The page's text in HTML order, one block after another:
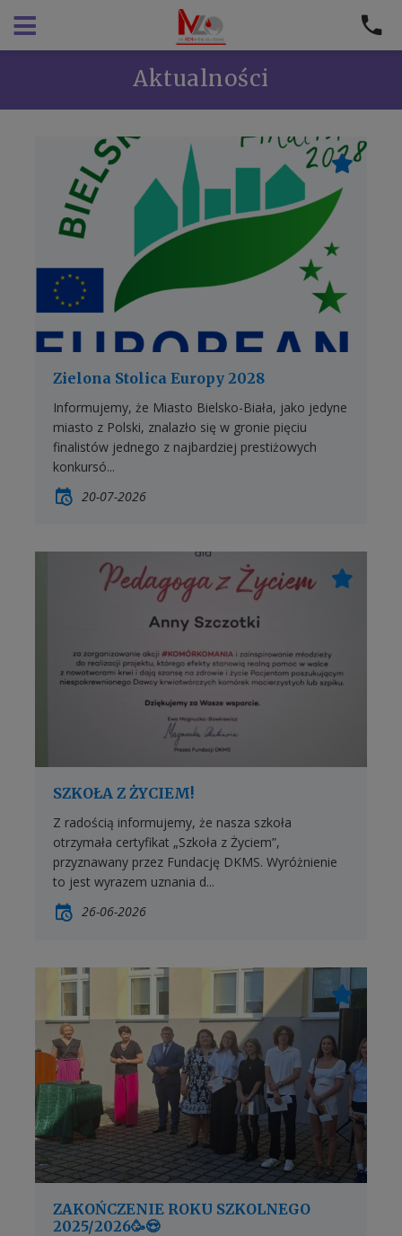
Aktualności
Zielona Stolica Europy 2028
Informujemy, że Miasto Bielsko-Biała, jako jedyne
miasto z Polski, znalazło się w gronie pięciu
finalistów jednego z najbardziej prestiżowych
konkursó...
20-07-2026
SZKOŁA Z ŻYCIEM!
Z radością informujemy, że nasza szkoła
otrzymała certyfikat „Szkoła z Życiem”,
przyznawany przez Fundację DKMS. Wyróżnienie
to jest wyrazem uznania d...
26-06-2026
ZAKOŃCZENIE ROKU SZKOLNEGO
2025/2026🥳😍